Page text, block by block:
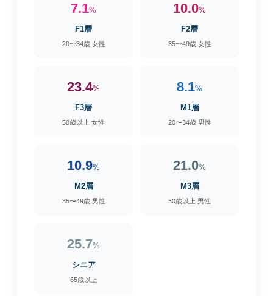
7.1%
F1層
20〜34歳 女性
10.0%
F2層
35〜49歳 女性
23.4%
F3層
50歳以上 女性
8.1%
M1層
20〜34歳 男性
10.9%
M2層
35〜49歳 男性
21.0%
M3層
50歳以上 男性
25.7%
シニア
65歳以上